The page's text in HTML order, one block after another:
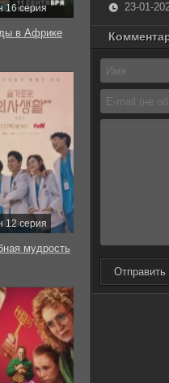
23-01-
16 серия
в Африке
12 серия
мудрость